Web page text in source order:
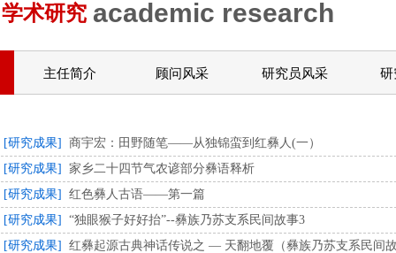
学术研究 academic research
主任简介 顾问风采 研究员风采
[研究成果]
商宇宏：田野随笔——从独锦蛮到红彝人(一）
[研究成果]
家乡二十四节气农谚部分彝语释析
[研究成果]
红色彝人古语——第一篇
[研究成果]
“独眼猴子好好抬”--彝族乃苏支系民间故事3
[研究成果]
红彝起源古典神话传说之 — 天翻地覆（彝族乃苏支系民间